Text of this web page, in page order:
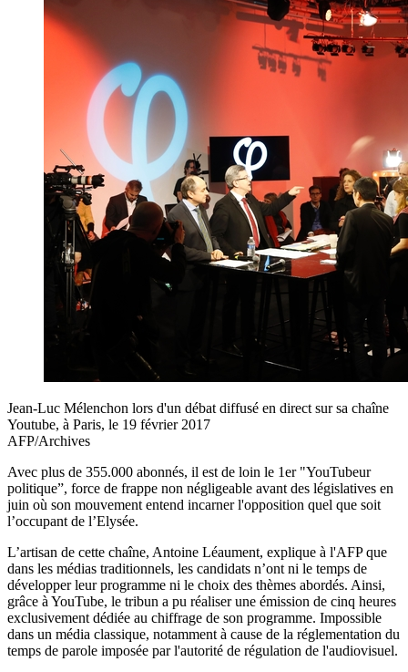
Jean-Luc Mélenchon lors d'un débat diffusé en direct sur sa chaîne
Youtube, à Paris, le 19 février 2017
AFP/Archives
Avec plus de 355.000 abonnés, il est de loin le 1er "YouTubeur
politique”, force de frappe non négligeable avant des législatives en
juin où son mouvement entend incarner l'opposition quel que soit
l’occupant de l’Elysée.
L’artisan de cette chaîne, Antoine Léaument, explique à l'AFP que
dans les médias traditionnels, les candidats n’ont ni le temps de
développer leur programme ni le choix des thèmes abordés. Ainsi,
grâce à YouTube, le tribun a pu réaliser une émission de cinq heures
exclusivement dédiée au chiffrage de son programme. Impossible
dans un média classique, notamment à cause de la réglementation du
temps de parole imposée par l'autorité de régulation de l'audiovisuel.